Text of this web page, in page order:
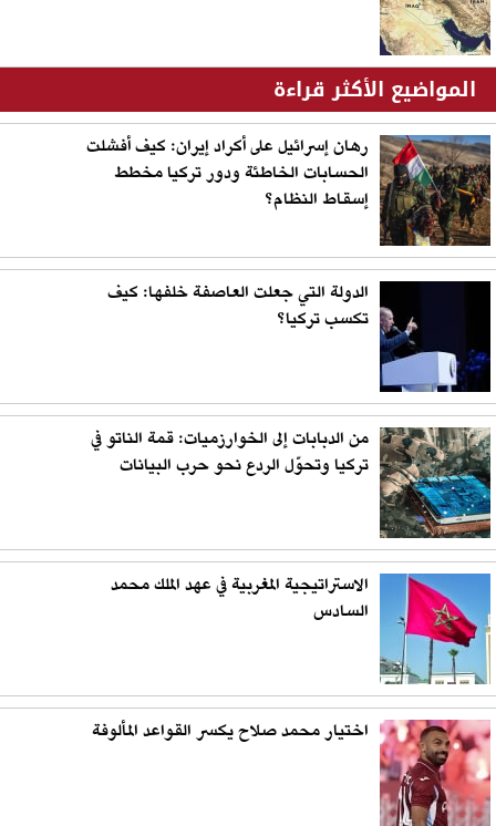
المواضيع الأكثر قراءة
رهان إسرائيل على أكراد إيران: كيف أفشلت
الحسابات الخاطئة ودور تركيا مخطط
إسقاط النظام؟
الدولة التي جعلت العاصفة خلفها: كيف
تكسب تركيا؟
من الدبابات إلى الخوارزميات: قمة الناتو في
تركيا وتحوّل الردع نحو حرب البيانات
الاستراتيجية المغربية في عهد الملك محمد
السادس
اختيار محمد صلاح يكسر القواعد المألوفة